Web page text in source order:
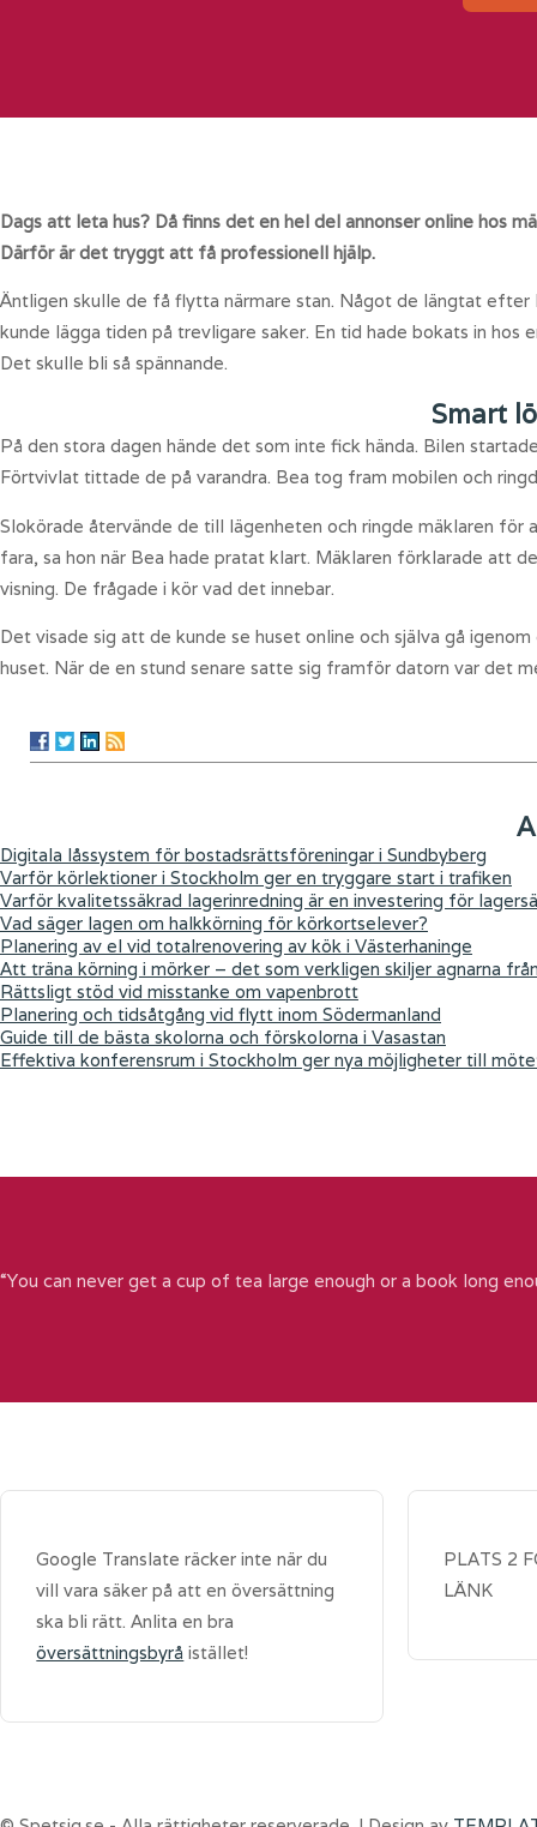
Dags att leta hus? Då finns det en hel del annonser online hos
Därför är det tryggt att få professionell hjälp.
Äntligen skulle de få flytta närmare stan. Något de längtat
kunde lägga tiden på trevligare saker. En tid hade bokats in hos
Det skulle bli så spännande.
Smart
På den stora dagen hände det som inte fick hända. Bilen
Förtvivlat tittade de på varandra. Bea tog fram mobilen och
Slokörade återvände de till lägenheten och ringde mäklaren
fara, sa hon när Bea hade pratat klart. Mäklaren förklarade att
visning. De frågade i kör vad det innebar.
Det visade sig att de kunde se huset online och själva gå
huset. När de en stund senare satte sig framför datorn var det
Digitala låssystem för bostadsrättsföreningar i Sundbyberg
Varför körlektioner i Stockholm ger en tryggare start i trafiken
Varför kvalitetssäkrad lagerinredning är en investering för
Vad säger lagen om halkkörning för körkortselever?
Planering av el vid totalrenovering av kök i Västerhaninge
Att träna körning i mörker – det som verkligen skiljer agnarna
Rättsligt stöd vid misstanke om vapenbrott
Planering och tidsåtgång vid flytt inom Södermanland
Guide till de bästa skolorna och förskolorna i Vasastan
Effektiva konferensrum i Stockholm ger nya möjligheter till
“You can never get a cup of tea large enough or a book long
Google Translate räcker inte när du
vill vara säker på att en översättning
ska bli rätt. Anlita en bra
översättningsbyrå istället!
PLATS 2
LÄNK